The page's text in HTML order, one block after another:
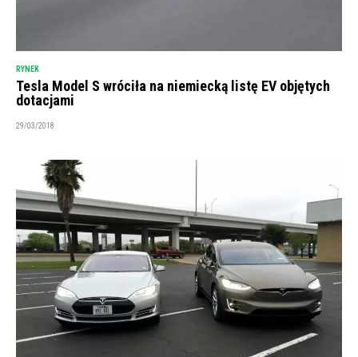
RYNEK
Tesla Model S wróciła na niemiecką listę EV objętych
dotacjami
29/03/2018